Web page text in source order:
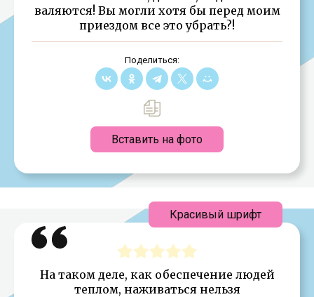
валяются! Вы могли хотя бы перед моим
приездом все это убрать?!
Поделиться:
Вставить на фото
На таком деле, как обеспечение людей
теплом, наживаться нельзя
Красивый шрифт